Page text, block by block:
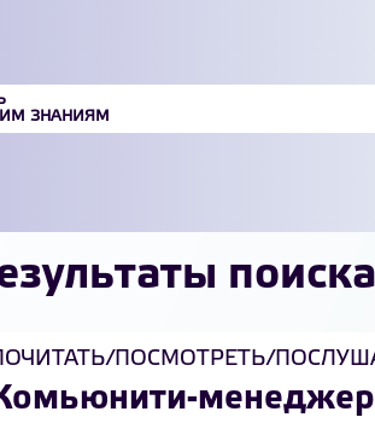
ЗНАНИЯМ
ПОЧИТАТЬ/ПОСМОТРЕТЬ/